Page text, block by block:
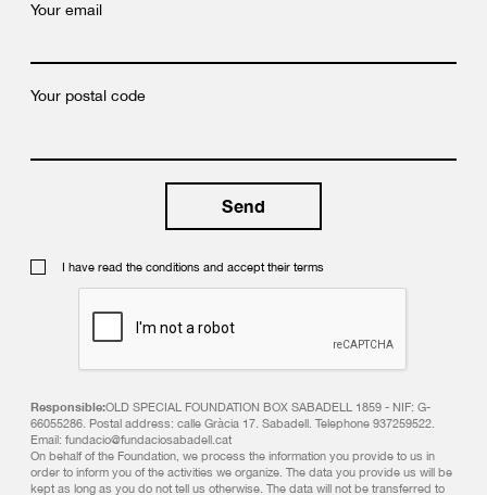
Your email
Your postal code
I have read the conditions and accept their terms
Responsible:OLD SPECIAL FOUNDATION BOX SABADELL 1859 - NIF: G-
66055286. Postal address: calle Gràcia 17. Sabadell. Telephone 937259522.
Email: fundacio@fundaciosabadell.cat
On behalf of the Foundation, we process the information you provide to us in
order to inform you of the activities we organize. The data you provide us will be
kept as long as you do not tell us otherwise. The data will not be transferred to